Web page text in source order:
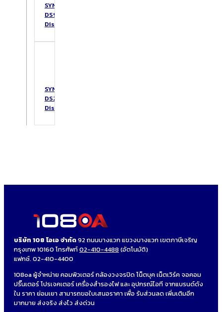
SYNOLOGY
DS925+
DiskStation
SYNOLOGY
DS223
DiskStation
บริษัท 108 โอเอ จำกัด92 ถนนบางแวก แขวงบางแวก เขตภาษีเจริญ
กรุงเทพ 10160 โทรศัพท์02-410-4488 (อัตโนมัติ)
แฟกซ์. 02-410-4400
108oa ผู้จำหน่าย คอมพิวเตอร์ กล้องวงจรปิด โน็ตบุค เน็ตเวิร์ค จอคอม
ปริ๊นเตอร์ โปรเจคเตอร์ เครื่องสำรองไฟ และ อุปกรณ์ไอที จากแบรนด์ดัง
ใน ราคา ย่อมเยา สามารถขอใบเสนอราคา เพื่อ รับส่วนลด เพิ่มเติมอีก
มากมาย ส่งจริง ส่งไว ส่งด่วน